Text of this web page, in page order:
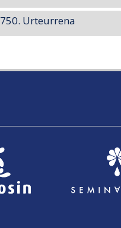
750. Urteurrena